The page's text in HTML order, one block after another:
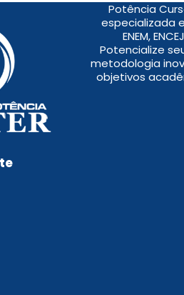
Potência
especializada
ENEM,
Potencialize
metodologia
objetivos